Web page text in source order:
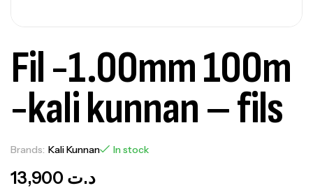
Fil -1.00mm 100m
-kali kunnan – fils
Brands: Kali Kunnan In stock
د.ت